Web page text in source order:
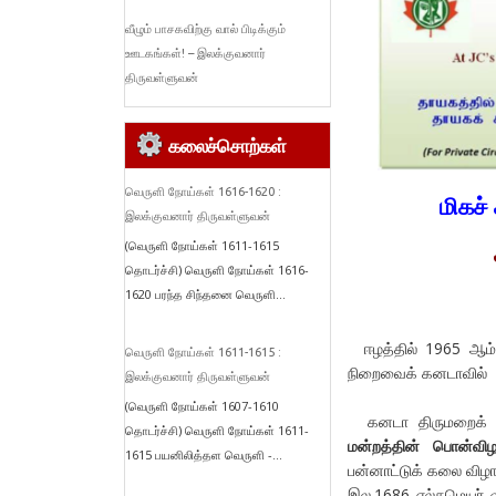
ஈழத்தில் 1965
நிறைவைக் கனடாவில்
கனடா திருமறைக்
மன்றத்தின்
பன்னாட்டுக் கலை
வீழும் பாசகவிற்கு வால் பிடிக்கும்
ஊடகங்கள்! – இலக்குவனார்
திருவள்ளுவன்
கலைச்சொற்கள்
வெருளி நோய்கள் 1616-1620 :
இலக்குவனார் திருவள்ளுவன்
(வெருளி நோய்கள் 1611-1615
தொடர்ச்சி) வெருளி நோய்கள் 1616-
1620 பரந்த சிந்தனை வெருளி...
வெருளி நோய்கள் 1611-1615 :
இலக்குவனார் திருவள்ளுவன்
(வெருளி நோய்கள் 1607-1610
தொடர்ச்சி) வெருளி நோய்கள் 1611-
1615 பயனிலித்தள வெருளி -...